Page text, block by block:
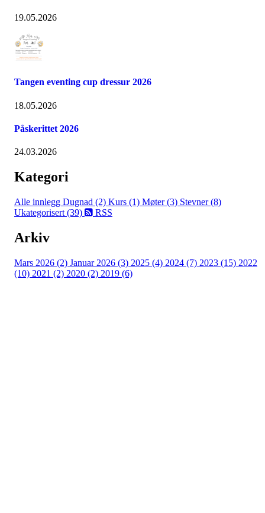
19.05.2026
Tangen eventing cup dressur 2026
18.05.2026
Påskerittet 2026
24.03.2026
Kategori
Alle innlegg Dugnad (2) Kurs (1) Møter (3) Stevner (8)
Ukategorisert (39)
RSS
Arkiv
Mars 2026 (2) Januar 2026 (3) 2025 (4) 2024 (7) 2023 (15) 2022
(10) 2021 (2) 2020 (2) 2019 (6)